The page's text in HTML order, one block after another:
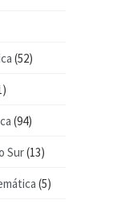
(52)
(94)
Sur(13)
(5)